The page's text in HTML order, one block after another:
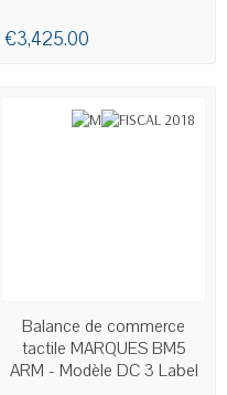
€3,425.00
AVAILABLE
Balance de commerce
tactile MARQUES BM5
ARM - Modèle DC 3 Label